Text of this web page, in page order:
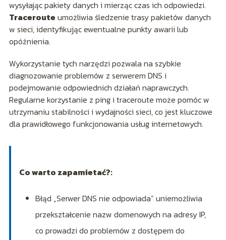
wysyłając pakiety danych i mierząc czas ich odpowiedzi.
Traceroute umożliwia śledzenie trasy pakietów danych
w sieci, identyfikując ewentualne punkty awarii lub
opóźnienia.
Wykorzystanie tych narzędzi pozwala na szybkie
diagnozowanie problemów z serwerem DNS i
podejmowanie odpowiednich działań naprawczych.
Regularne korzystanie z ping i traceroute może pomóc w
utrzymaniu stabilności i wydajności sieci, co jest kluczowe
dla prawidłowego funkcjonowania usług internetowych.
Co warto zapamietać?:
Błąd „Serwer DNS nie odpowiada” uniemożliwia
przekształcenie nazw domenowych na adresy IP,
co prowadzi do problemów z dostępem do